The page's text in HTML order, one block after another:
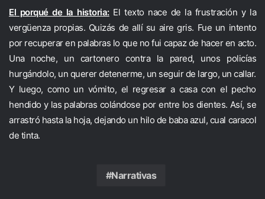
El porqué de la historia:El texto nace de la frustración y la
vergüenza propias. Quizás de allí su aire gris. Fue un intento
por recuperar en palabras lo que no fui capaz de hacer en acto.
Una noche, un cartonero contra la pared, unos policías
hurgándolo, un querer detenerme, un seguir de largo, un callar.
Y luego, como un vómito, el regresar a casa con el pecho
hendido y las palabras colándose por entre los dientes. Así, se
arrastró hasta la hoja, dejando un hilo de baba azul, cual caracol
de tinta.
Narrativas